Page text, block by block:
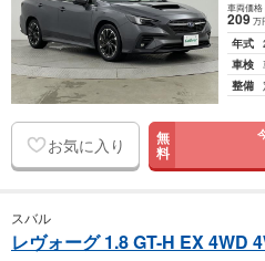
車両価格
209万
年式
車検
整備
お気に入り 無
料
スバル
レヴォーグ 1.8 GT-H EX 4WD